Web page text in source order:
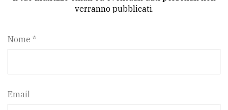
verranno pubblicati.
Nome *
Email